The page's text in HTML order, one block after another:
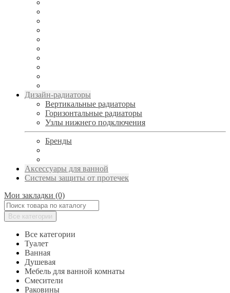
Дизайн-радиаторы
Вертикальные радиаторы
Горизонтальные радиаторы
Узлы нижнего подключения
Бренды
Аксессуары для ванной
Системы защиты от протечек
Мои закладки (0)
Все категории
Все категории
Туалет
Ванная
Душевая
Мебель для ванной комнаты
Смесители
Раковины